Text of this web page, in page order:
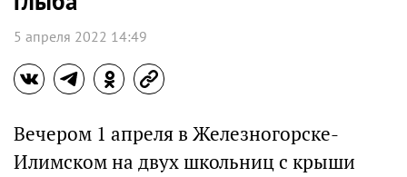
5 апреля 2022 14:49
Вечером 1 апреля в Железногорске-
Илимском на двух школьниц с крыши